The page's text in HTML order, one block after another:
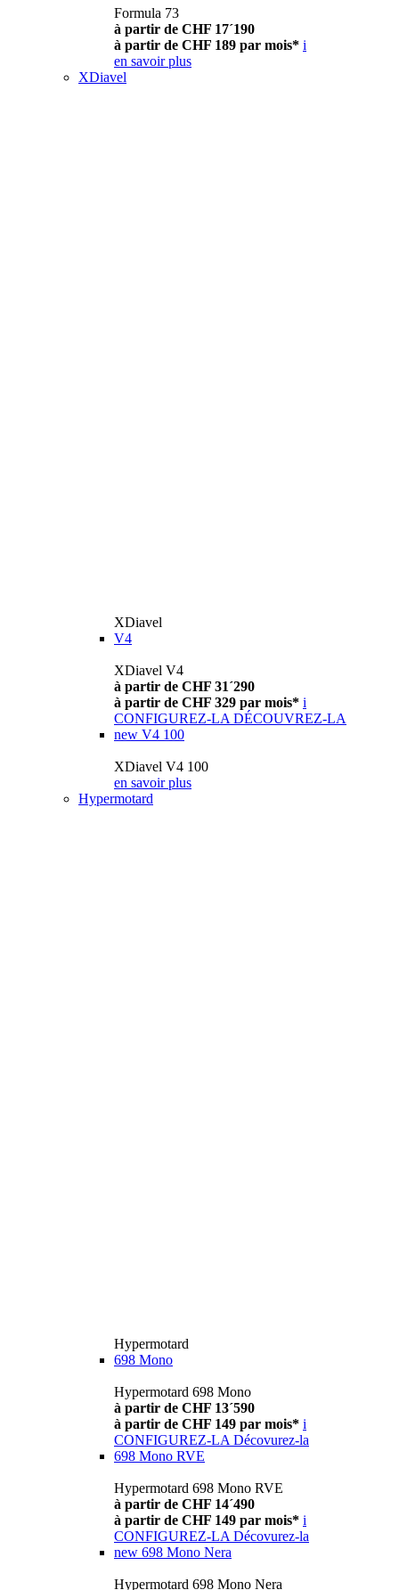
Formula 73
à partir de CHF 17´190
à partir de CHF 189 par mois* i
en savoir plus
XDiavel
XDiavel
V4
XDiavel V4
à partir de CHF 31´290
à partir de CHF 329 par mois* i
CONFIGUREZ-LA DÉCOUVREZ-LA
new V4 100
XDiavel V4 100
en savoir plus
Hypermotard
Hypermotard
698 Mono
Hypermotard 698 Mono
à partir de CHF 13´590
à partir de CHF 149 par mois* i
CONFIGUREZ-LA Décovurez-la
698 Mono RVE
Hypermotard 698 Mono RVE
à partir de CHF 14´490
à partir de CHF 149 par mois* i
CONFIGUREZ-LA Décovurez-la
new 698 Mono Nera
Hypermotard 698 Mono Nera